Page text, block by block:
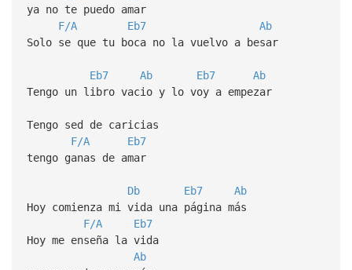
ya no te puedo amar
F/A
Eb7
Ab
Solo se que tu boca no la vuelvo a besar
Eb7 Ab Eb7
Ab
Tengo un libro vacio y lo voy a empezar
Tengo sed de caricias
F/A
Eb7
tengo ganas de amar
Db Eb7
Ab
Hoy comienza mi vida una página más
F/A
Eb7
Hoy me enseña la vida
Ab